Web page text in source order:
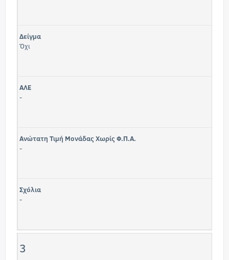
Δείγμα
Όχι
ΑΛΕ
-
Ανώτατη Τιμή Μονάδας Χωρίς Φ.Π.Α.
-
Σχόλια
-
3